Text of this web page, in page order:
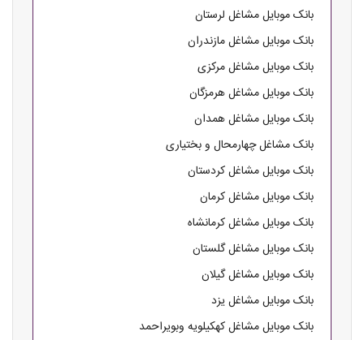
بانک موبایل مشاغل لرستان
بانک موبایل مشاغل مازندران
بانک موبایل مشاغل مرکزی
بانک موبایل مشاغل هرمزگان
بانک موبایل مشاغل همدان
بانک مشاغل چهارمحال و بختیاری
بانک موبایل مشاغل کردستان
بانک موبایل مشاغل کرمان
بانک موبایل مشاغل کرمانشاه
بانک موبایل مشاغل گلستان
بانک موبایل مشاغل گیلان
بانک موبایل مشاغل یزد
بانک موبایل مشاغل کهکیلویه وبویراحمد